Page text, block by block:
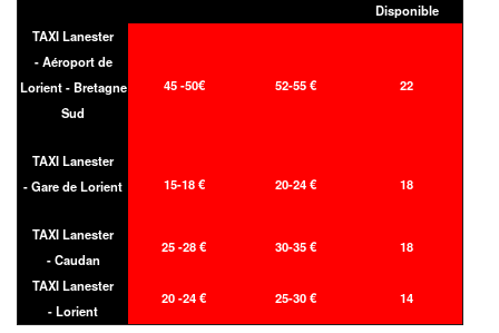
Disponible
TAXI Lanester
- Aéroport de
Lorient - Bretagne
Sud
45 -50€ 52-55 € 22
TAXI Lanester
- Gare de Lorient
15-18 € 20-24 € 18
TAXI Lanester
- Caudan
25 -28 € 30-35 € 18
TAXI Lanester
- Lorient
20 -24 € 25-30 € 14